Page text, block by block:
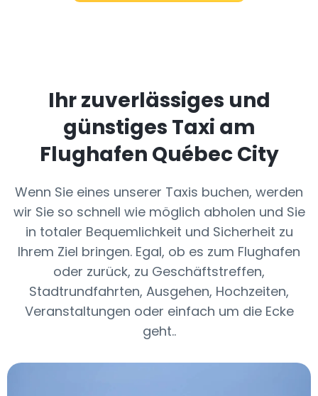
Ihr zuverlässiges und
günstiges Taxi am
Flughafen Québec City
Wenn Sie eines unserer Taxis buchen, werden
wir Sie so schnell wie möglich abholen und Sie
in totaler Bequemlichkeit und Sicherheit zu
Ihrem Ziel bringen. Egal, ob es zum Flughafen
oder zurück, zu Geschäftstreffen,
Stadtrundfahrten, Ausgehen, Hochzeiten,
Veranstaltungen oder einfach um die Ecke
geht..